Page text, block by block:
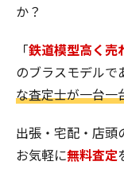
か？
「鉄道模型高く売
のブラスモデルで
な査定士が一台一
出張・宅配・店頭
お気軽に無料査定